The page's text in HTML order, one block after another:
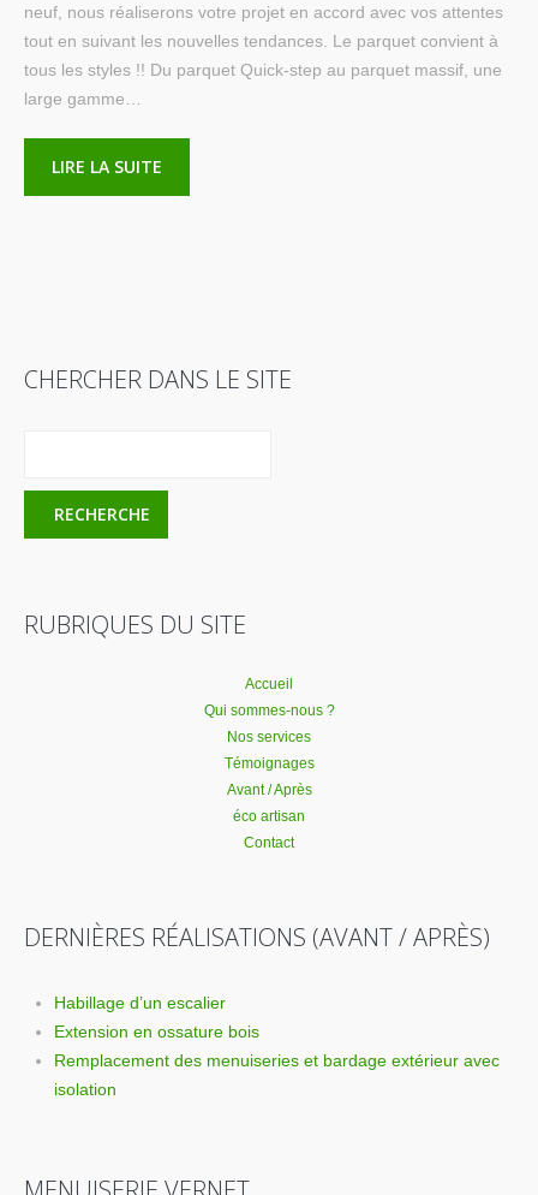
neuf, nous réaliserons votre projet en accord avec vos attentes
tout en suivant les nouvelles tendances. Le parquet convient à
tous les styles !! Du parquet Quick-step au parquet massif, une
large gamme…
LIRE LA SUITE
CHERCHER DANS LE SITE
RUBRIQUES DU SITE
Accueil
Qui sommes-nous ?
Nos services
Témoignages
Avant / Après
éco artisan
Contact
DERNIÈRES RÉALISATIONS (AVANT / APRÈS)
Habillage d’un escalier
Extension en ossature bois
Remplacement des menuiseries et bardage extérieur avec
isolation